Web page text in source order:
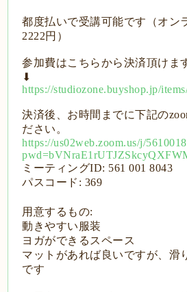
都度払いで受講可能です（オン
2222円）
参加費はこちらから決済頂けま
⬇︎
https://studiozone.buyshop.jp/
決済後、お時間までに下記の
ださい。
https://us02web.zoom.us/j/
ミーティングID: 561 001 8043
パスコード : 369
用意するもの:
動きやすい服装
ヨガができるスペース
マットがあれば良いですが、滑
です